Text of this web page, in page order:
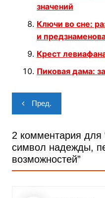
значений
Ключи во сне:
и
Крест
Пиковая дама:
Навигация
по
записям
Пред.
2 комментария для
символ надежды,
возможностей”